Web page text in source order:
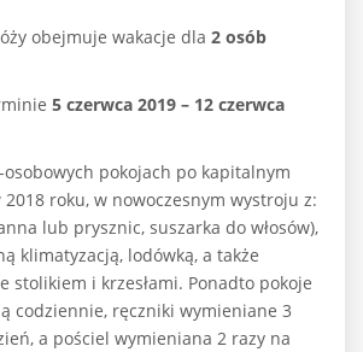
obejmuje wakacje dla 2 osób
5 czerwca 2019 – 12 czerwca
osobowych pokojach po kapitalnym
roku, w nowoczesnym wystroju z:
lub prysznic, suszarka do włosów),
klimatyzacją, lodówką, a także
stolikiem i krzesłami. Ponadto pokoje
codziennie, ręczniki wymieniane 3
a pościel wymieniana 2 razy na